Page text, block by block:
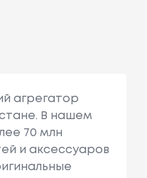
агрегатор
В нашем
70 млн
и аксессуаров